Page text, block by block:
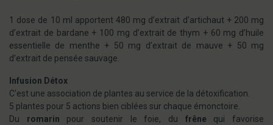
1 dose de 10 ml apportent 480 mg d’extrait d’artichaut + 200 mg
d’extrait de bardane + 100 mg d’extrait de thym + 60 mg d’huile
essentielle de menthe + 50 mg d’extrait de mauve + 50 mg
d’extrait de pensée sauvage.
Infusion Détox
C'est une association de plantes au service de la détoxification.
5 plantes pour 5 actions bien ciblées sur chaque émonctoire.
Du romarin pour soutenir le foie, du frênequi favorise